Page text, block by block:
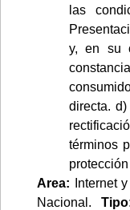
las
y, en su
directa.
términos
Area: Internet
Nacional.